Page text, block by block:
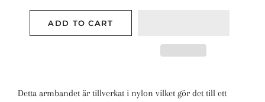
ADD TO CART
Detta armbandet är tillverkat i nylon vilket gör det till ett